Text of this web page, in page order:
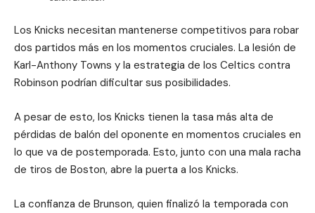
Los Knicks necesitan mantenerse competitivos para robar
dos partidos más en los momentos cruciales. La lesión de
Karl-Anthony Towns y la estrategia de los Celtics contra
Robinson podrían dificultar sus posibilidades.
A pesar de esto, los Knicks tienen la tasa más alta de
pérdidas de balón del oponente en momentos cruciales en
lo que va de postemporada. Esto, junto con una mala racha
de tiros de Boston, abre la puerta a los Knicks.
La confianza de Brunson, quien finalizó la temporada con